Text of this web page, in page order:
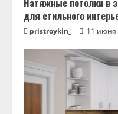
и
е
Натяжные потолки в
для стильного
pristroykin_ 11 июня